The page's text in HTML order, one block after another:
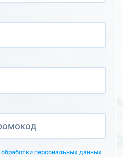
персональных данных